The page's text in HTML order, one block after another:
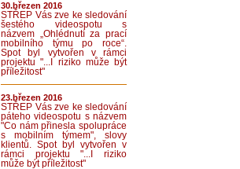
30.březen 2016
STŘEP Vás zve ke sledování
šestého videospotu s
názvem „Ohlédnutí za prací
mobilního týmu po roce“.
Spot byl vytvořen v rámci
projektu "...I riziko může být
příležitost"
23.březen 2016
STŘEP Vás zve ke sledování
páteho videospotu s názvem
"Co nám přinesla spolupráce
s mobilním týmem", slovy
klientů. Spot byl vytvořen v
rámci projektu "...I riziko
může být příležitost"